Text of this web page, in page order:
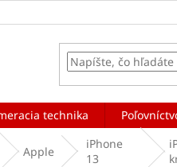
technika
Apple
iPhone
13